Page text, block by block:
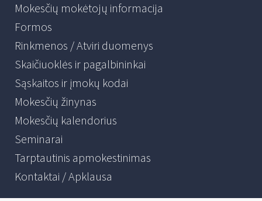
Mokesčių mokėtojų informacija
Formos
Rinkmenos / Atviri duomenys
Skaičiuoklės ir pagalbininkai
Sąskaitos ir įmokų kodai
Mokesčių žinynas
Mokesčių kalendorius
Seminarai
Tarptautinis apmokestinimas
Kontaktai / Apklausa